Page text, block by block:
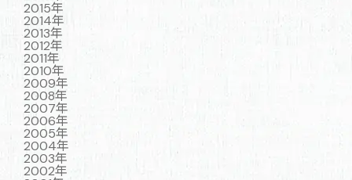
2015年
2014年
2013年
2012年
2011年
2010年
2009年
2008年
2007年
2006年
2005年
2004年
2003年
2002年